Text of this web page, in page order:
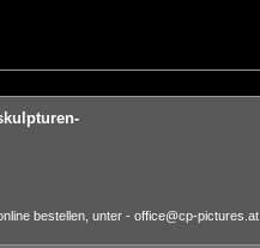
bestellen, unter - office@cp-pictures.at